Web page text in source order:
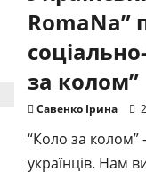
RomaNa”
за колом”
Савенко Ірина
“Коло за колом”
українців. Нам